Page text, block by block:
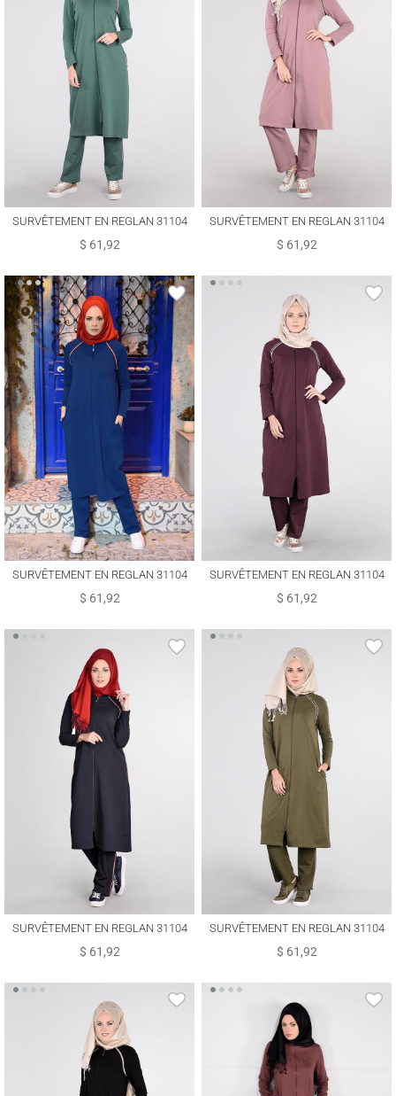
SURVÊTEMENT EN REGLAN 31104
$ 61,92
SURVÊTEMENT EN REGLAN 31104
$ 61,92
SURVÊTEMENT EN REGLAN 31104
$ 61,92
SURVÊTEMENT EN REGLAN 31104
$ 61,92
SURVÊTEMENT EN REGLAN 31104
$ 61,92
SURVÊTEMENT EN REGLAN 31104
$ 61,92